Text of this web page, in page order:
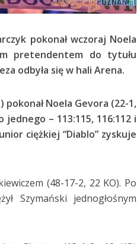
pokonał wczoraj Noela
pretendentem do tytułu
odbyła się w hali Arena.
pokonał Noela Gevora (22-1,
– 113:115, 116:112 i
ciężkiej “Diablo” zyskuje
(48-17-2, 22 KO). Po
Szymański jednogłośnym